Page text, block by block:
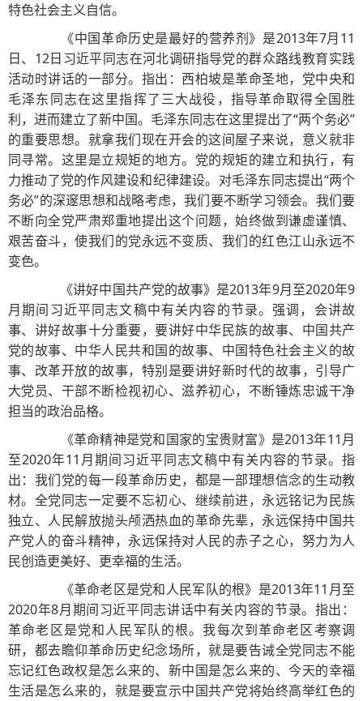
特色社会主义自信。
《中国革命历史是最好的营养剂》是2013年7月11
日、12日习近平同志在河北调研指导党的群众路线教育实践
活动时讲话的一部分。指出：西柏坡是革命圣地，党中央和
毛泽东同志在这里指挥了三大战役，指导革命取得全国胜
利，进而建立了新中国。毛泽东同志在这里提出了“两个务必”
的重要思想。就拿我们现在开会的这间屋子来说，意义就非
同寻常。这里是立规矩的地方。党的规矩的建立和执行，有
力推动了党的作风建设和纪律建设。对毛泽东同志提出“两个
务必”的深邃思想和战略考虑，我们要不断学习领会。我们要
不断向全党严肃郑重地提出这个问题，始终做到谦虚谨慎、
艰苦奋斗，使我们的党永远不变质、我们的红色江山永远不
变色。
《讲好中国共产党的故事》是2013年9月至2020年9
月期间习近平同志文稿中有关内容的节录。强调，会讲故
事、讲好故事十分重要，要讲好中华民族的故事、中国共产
党的故事、中华人民共和国的故事、中国特色社会主义的故
事、改革开放的故事，特别是要讲好新时代的故事，引导广
大党员、干部不断检视初心、滋养初心，不断锤炼忠诚干净
担当的政治品格。
《革命精神是党和国家的宝贵财富》是2013年11月
至2020年11月期间习近平同志文稿中有关内容的节录。指
出：我们党的每一段革命历史，都是一部理想信念的生动教
材。全党同志一定要不忘初心、继续前进，永远铭记为民族
独立、人民解放抛头颅洒热血的革命先辈，永远保持中国共
产党人的奋斗精神，永远保持对人民的赤子之心，努力为人
民创造更美好、更幸福的生活。
《革命老区是党和人民军队的根》是2013年11月至
2020年8月期间习近平同志讲话中有关内容的节录。指出：
革命老区是党和人民军队的根。我每次到革命老区考察调
研，都去瞻仰革命历史纪念场所，就是要告诫全党同志不能
忘记红色政权是怎么来的、新中国是怎么来的、今天的幸福
生活是怎么来的，就是要宣示中国共产党将始终高举红色的